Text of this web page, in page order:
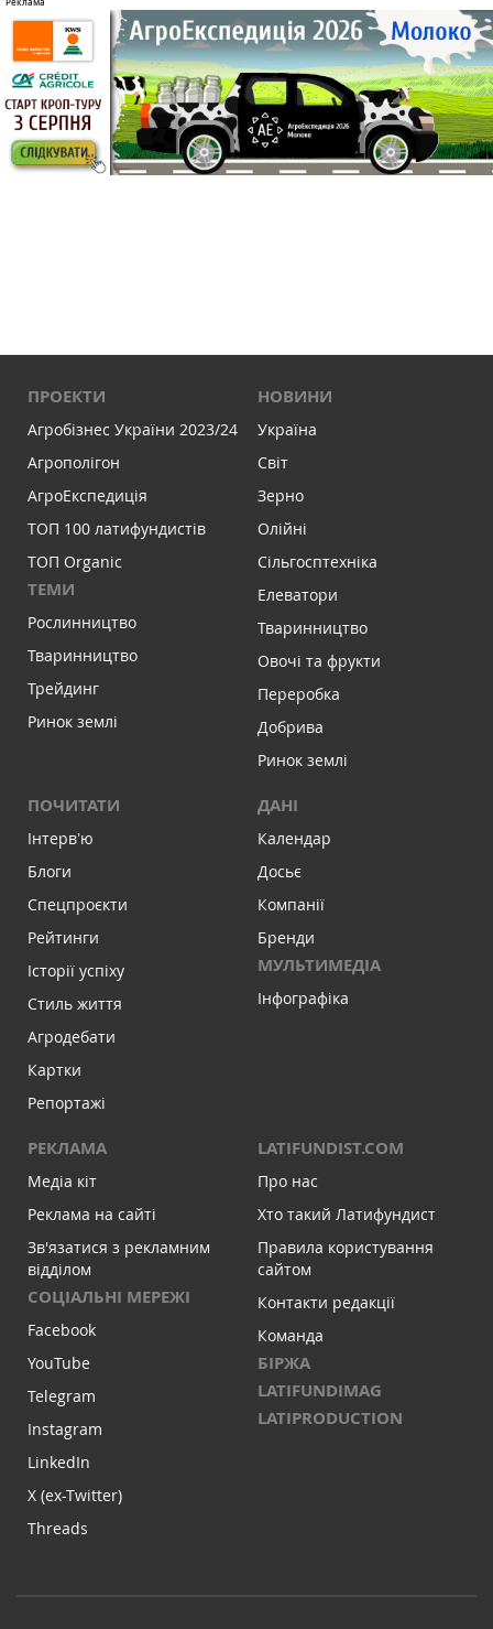
ПРОЕКТИ
Агробізнес України 2023/24
Агрополігон
АгроЕкспедиція
ТОП 100 латифундистів
ТОП Organic
ТЕМИ
Рослинництво
Тваринництво
Трейдинг
Ринок землі
НОВИНИ
Україна
Світ
Зерно
Олійні
Сільгосптехніка
Елеватори
Тваринництво
Овочі та фрукти
Переробка
Добрива
Ринок землі
ПОЧИТАТИ
Інтервʼю
Блоги
Спецпроєкти
Рейтинги
Історії успіху
Стиль життя
Агродебати
Картки
Репортажі
ДАНІ
Календар
Досьє
Компанії
Бренди
МУЛЬТИМЕДІА
Інфографіка
РЕКЛАМА
Медіа кіт
Реклама на сайті
Зв'язатися з рекламним
відділом
СОЦІАЛЬНІ МЕРЕЖІ
Facebook
YouTube
Telegram
Instagram
LinkedIn
X (ex-Twitter)
Threads
LATIFUNDIST.COM
Про нас
Хто такий Латифундист
Правила користування
сайтом
Контакти редакції
Команда
БІРЖА
LATIFUNDIMAG
LATIPRODUCTION